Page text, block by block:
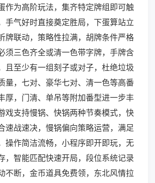
作为高阶玩法，集齐特定牌组即可触
手气好时直接奠定胜局，下蛋算站立
牌联动，策略性拉满，胡牌条件严格
须三色齐全或清一色带字牌，手牌含
且至少有一组刻子或对子，杜绝垃圾
量，七对、豪华七对、清一色等高番
厚，门清、单吊等附加番型进一步丰
戏支持慢锅、快锅两种节奏模式，快
速战速决，慢锅偏向策略运营，满足
操作简洁流畅，小程序即开即玩，无
，智能匹配快速开局，段位系统记录
不断，金币道具免费领，东北风情拉